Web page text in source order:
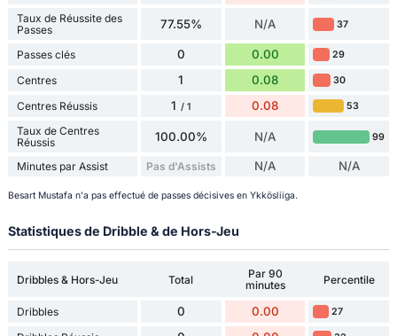
Taux de Réussite des
Passes
77.55% N/A 37
Passes clés 0 0.00 29
Centres 1 0.08 30
Centres Réussis 1 / 1 0.08 53
Taux de Centres
Réussis
100.00% N/A 99
Minutes par Assist Pas d'Assists N/A N/A
Besart Mustafa n'a pas effectué de passes décisives en Ykkösliiga.
Statistiques de Dribble & de Hors-Jeu
Dribbles & Hors-Jeu Total
Par 90
minutes
Percentile
Dribbles 0 0.00 27